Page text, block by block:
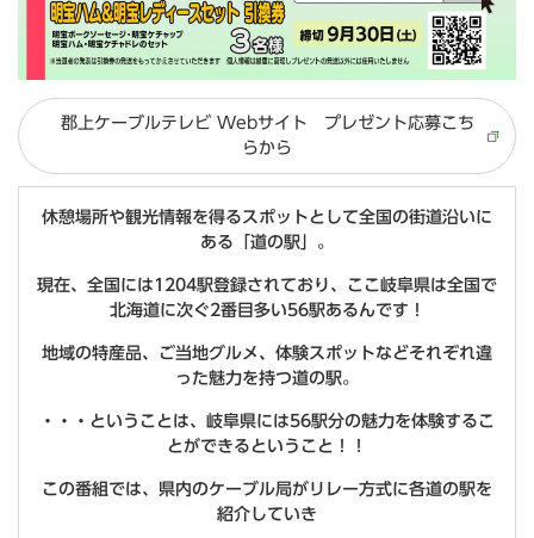
郡上ケーブルテレビ Webサイト プレゼント応募こち
らから
休憩場所や観光情報を得るスポットとして全国の街道沿いに
ある「道の駅」。
現在、全国には1204駅登録されており、ここ岐阜県は全国で
北海道に次ぐ2番目多い56駅あるんです！
地域の特産品、ご当地グルメ、体験スポットなどそれぞれ違
った魅力を持つ道の駅。
・・・ということは、岐阜県には56駅分の魅力を体験するこ
とができるということ！！
この番組では、県内のケーブル局がリレー方式に各道の駅を
紹介していき